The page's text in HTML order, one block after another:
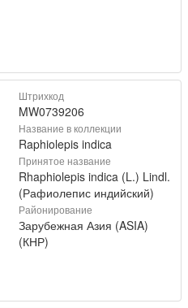
Штрихкод
MW0739206
Название в коллекции
Raphiolepis indica
Принятое название
Rhaphiolepis indica (L.) Lindl.
(Рафиолепис индийский)
Районирование
Зарубежная Азия (ASIA)
(КНР)